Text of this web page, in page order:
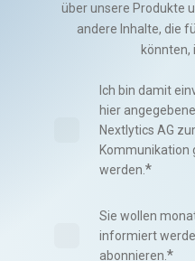
über unsere Produkte
andere Inhalte, die
könnten,
Ich bin damit
hier
Nextlytics AG
Kommunikation
werden. *
Sie wollen
informiert
abonnieren. *